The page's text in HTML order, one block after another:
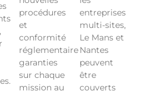
procédures
et
conformité
réglementaire
garanties
sur chaque
mission au
entreprises
multi-sites,
Le Mans et
Nantes
peuvent
être
couverts